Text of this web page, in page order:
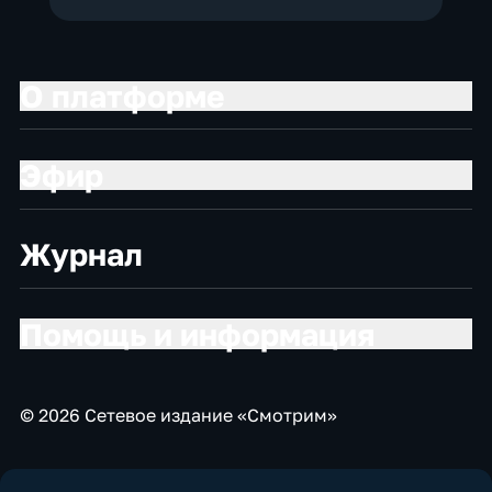
Журнал
© 2026 Сетевое издание «Смотрим»